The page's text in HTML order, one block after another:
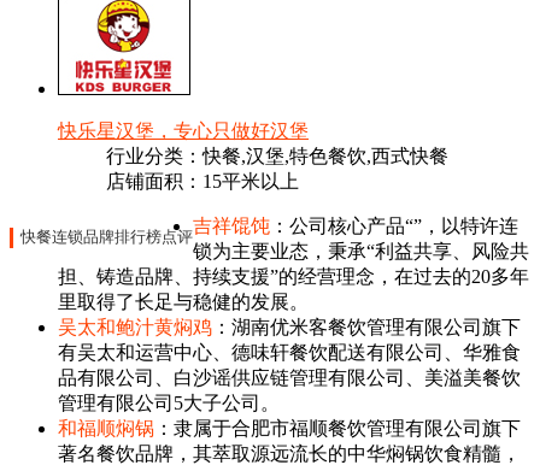
快乐星汉堡，专心只做好汉堡
行业分类：快餐,汉堡,特色餐饮,西式快餐
店铺面积：15平米以上
快餐连锁品牌排行榜点评
吉祥馄饨 ：公司核心产品“”，以特许连
锁为主要业态，秉承“利益共享、风险共
担、铸造品牌、持续支援”的经营理念，在过去的20多年
里取得了长足与稳健的发展。
吴太和鲍汁黄焖鸡 ：湖南优米客餐饮管理有限公司旗下
有吴太和运营中心、德味轩餐饮配送有限公司、华雅食
品有限公司、白沙谣供应链管理有限公司、美溢美餐饮
管理有限公司5大子公司。
和福顺焖锅 ：隶属于合肥市福顺餐饮管理有限公司旗下
著名餐饮品牌，其萃取源远流长的中华焖锅饮食精髓，